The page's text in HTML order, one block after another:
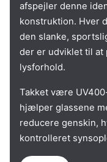
afspejler denne
konstruktion. Hver
den slanke,
der er udviklet til
lysforhold.
Takket være
hjælper glassene
reducere genskin,
kontrolleret